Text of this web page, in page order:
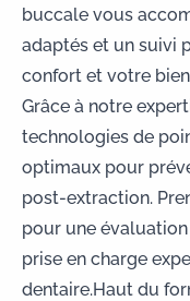
buccale vous
adaptés et un suivi
confort et votre
Grâce à notre
technologies de
optimaux pour
post-extraction.
pour une
prise en charge
dentaire.Haut du